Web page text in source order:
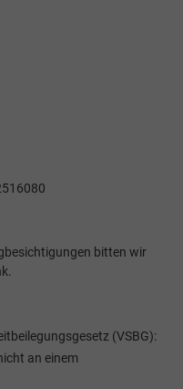
bitten wir
(VSBG):
an einem